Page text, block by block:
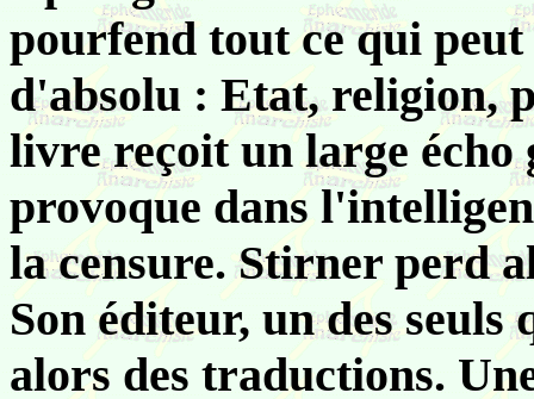
pourfend tout ce qui
d'absolu : Etat, religion,
livre reçoit un large écho
provoque dans
la censure. Stirner perd
Son éditeur, un des
alors des traductions.